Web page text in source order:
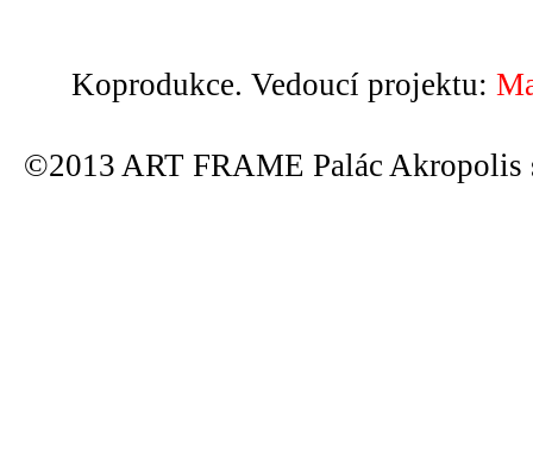
Koprodukce. Vedoucí projektu:
©2013 ART FRAME Palác Akropolis